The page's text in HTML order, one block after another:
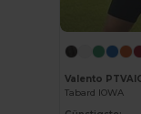
Valento
Tabard IOWA